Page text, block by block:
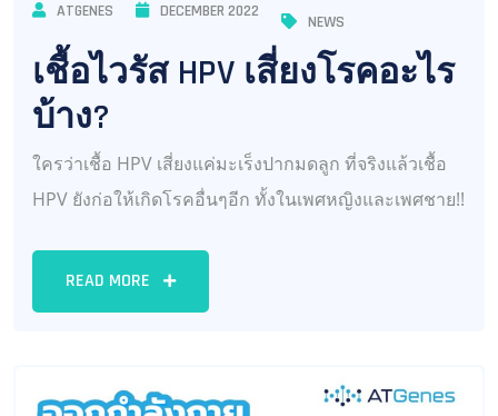
ATGENES DECEMBER 2022
NEWS
เชื้อไวรัส HPV เสี่ยงโรคอะไร
บ้าง?
ใครว่าเชื้อ HPV เสี่ยงแค่มะเร็งปากมดลูก ที่จริงแล้วเชื้อ
HPV ยังก่อให้เกิดโรคอื่นๆอีก ทั้งในเพศหญิงและเพศชาย!!
READ MORE